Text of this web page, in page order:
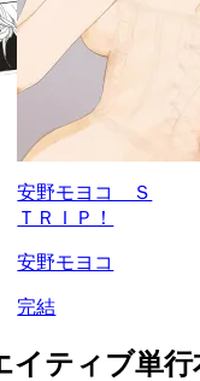
安野モヨコ Ｓ
ＴＲＩＰ！
安野モヨコ
完結
イティブ単行